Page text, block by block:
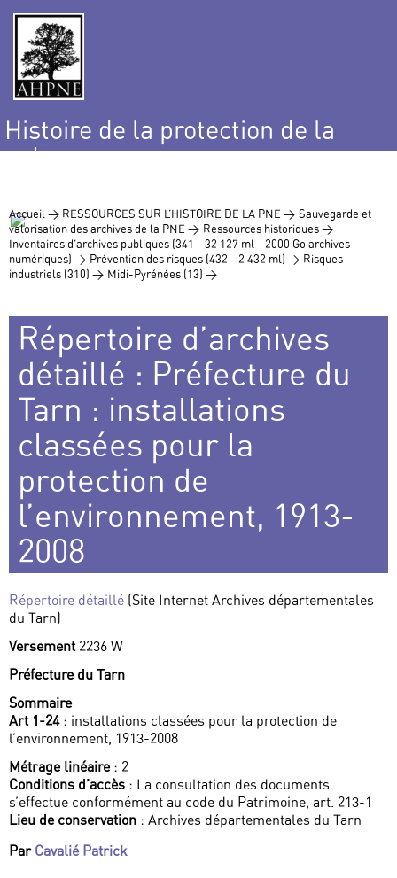
Histoire de la protection de la
nature
Accueil > RESSOURCES SUR L’HISTOIRE DE LA PNE > Sauvegarde et
valorisation des archives de la PNE > Ressources historiques >
Inventaires d’archives publiques (341 - 32 127 ml - 2000 Go archives
numériques) > Prévention des risques (432 - 2 432 ml) > Risques
industriels (310) > Midi-Pyrénées (13) >
Répertoire d’archives
détaillé : Préfecture du
Tarn : installations
classées pour la
protection de
l’environnement, 1913-
2008
Répertoire détaillé (Site Internet Archives départementales
du Tarn)
Versement 2236 W
Préfecture du Tarn
Sommaire
Art 1-24: installations classées pour la protection de
l’environnement, 1913-2008
Métrage linéaire: 2
Conditions d’accès : La consultation des documents
s’effectue conformément au code du Patrimoine, art. 213-1
Lieu de conservation : Archives départementales du Tarn
Par Cavalié Patrick